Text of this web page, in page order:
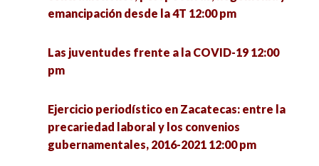
4:00 pm
Las hijas del terror: poesía y performance sobre
conflicto armado 4:00 pm
Hospital Pyme. Plataforma de asesoría
empresarial 4:00 pm
Brasil sobre formación del profesorado
UNISON-UNESP 1:00 pm
Rebuilding the economy: Economic policies for
recovery and development 1:00 pm
Encuentro de investigadoras en formación:
retos de la profesión desde lo local 1:00 pm
emancipación desde la 4T 12:00 pm
Las juventudes frente a la COVID-19 12:00
pm
Ejercicio periodístico en Zacatecas: entre la
precariedad laboral y los convenios
gubernamentales, 2016-2021 12:00 pm